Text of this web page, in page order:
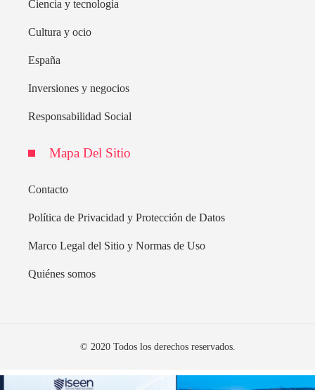
Ciencia y tecnología
Cultura y ocio
España
Inversiones y negocios
Responsabilidad Social
Mapa Del Sitio
Contacto
Política de Privacidad y Protección de Datos
Marco Legal del Sitio y Normas de Uso
Quiénes somos
© 2020 Todos los derechos reservados.